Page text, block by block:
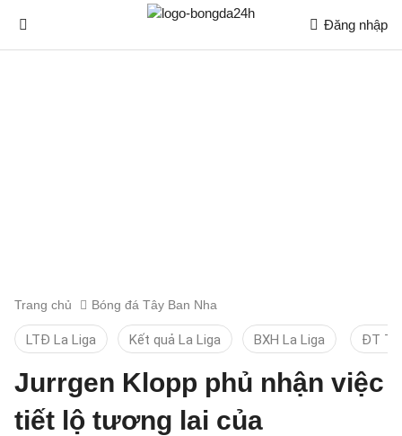
Đăng nhập
Trang chủ Bóng đá Tây Ban Nha
LTĐ La Liga Kết quả La Liga BXH La Liga ĐT
Jurrgen Klopp phủ nhận việc
tiết lộ tương lai của